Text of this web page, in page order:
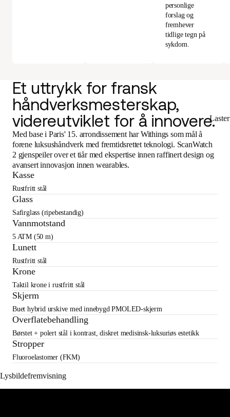
personlige
forslag og
fremhever
tidlige tegn på
sykdom.
Et uttrykk for fransk
håndverksmesterskap,
videreutviklet for å innovere.
Med base i Paris' 15. arrondissement har Withings som mål å
forene luksushåndverk med fremtidsrettet teknologi. ScanWatch
2 gjenspeiler over et tiår med ekspertise innen raffinert design og
avansert innovasjon innen wearables.
Kasse
Rustfritt stål
Glass
Safirglass (ripebestandig)
Vannmotstand
5 ATM (50 m)
Lunett
Rustfritt stål
Krone
Taktil krone i rustfritt stål
Skjerm
Buet hybrid urskive med innebygd PMOLED-skjerm
Overflatebehandling
Børstet + polert stål i kontrast, diskret medisinsk-luksuriøs estetikk
Stropper
Fluoroelastomer (FKM)
Lysbildefremvisning